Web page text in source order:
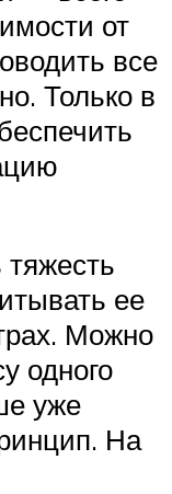
от
все
Только в
ее
Можно
одного
уже
На